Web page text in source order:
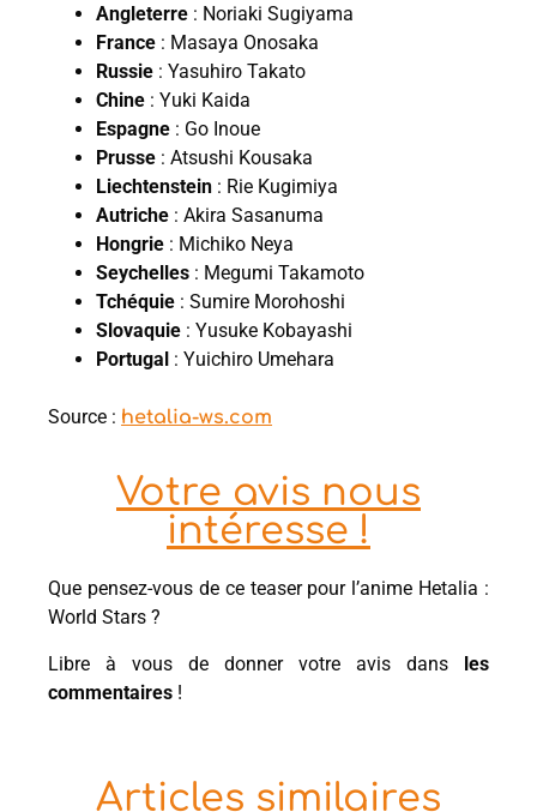
Angleterre : Noriaki Sugiyama
France : Masaya Onosaka
Russie : Yasuhiro Takato
Chine : Yuki Kaida
Espagne : Go Inoue
Prusse : Atsushi Kousaka
Liechtenstein : Rie Kugimiya
Autriche : Akira Sasanuma
Hongrie : Michiko Neya
Seychelles : Megumi Takamoto
Tchéquie : Sumire Morohoshi
Slovaquie : Yusuke Kobayashi
Portugal : Yuichiro Umehara
Source : hetalia-ws.com
Votre avis nous
intéresse !
Que pensez-vous de ce teaser pour l’anime Hetalia :
World Stars ?
Libre à vous de donner votre avis dans les
commentaires !
Articles similaires